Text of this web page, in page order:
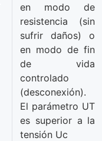
en modo de
resistencia (sin
sufrir daños) o
en modo de fin
de vida
controlado
(desconexión).
El parámetro UT
es superior a la
tensión Uc